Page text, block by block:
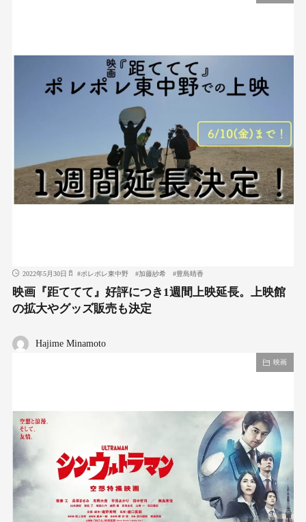
2022年5月30日 #ポレポレ東中野 #加藤紗希 #豊島晴香
映画『距ててて』好評につき1週間上映延長。上映館
の拡大やグッズ販売も決定
Hajime Minamoto
映画